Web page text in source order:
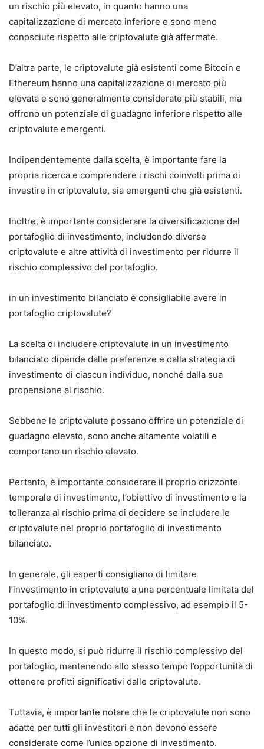
un rischio più elevato, in quanto hanno una
capitalizzazione di mercato inferiore e sono meno
conosciute rispetto alle criptovalute già affermate.
D’altra parte, le criptovalute già esistenti come Bitcoin e
Ethereum hanno una capitalizzazione di mercato più
elevata e sono generalmente considerate più stabili, ma
offrono un potenziale di guadagno inferiore rispetto alle
criptovalute emergenti.
Indipendentemente dalla scelta, è importante fare la
propria ricerca e comprendere i rischi coinvolti prima di
investire in criptovalute, sia emergenti che già esistenti.
Inoltre, è importante considerare la diversificazione del
portafoglio di investimento, includendo diverse
criptovalute e altre attività di investimento per ridurre il
rischio complessivo del portafoglio.
in un investimento bilanciato è consigliabile avere in
portafoglio criptovalute?
La scelta di includere criptovalute in un investimento
bilanciato dipende dalle preferenze e dalla strategia di
investimento di ciascun individuo, nonché dalla sua
propensione al rischio.
Sebbene le criptovalute possano offrire un potenziale di
guadagno elevato, sono anche altamente volatili e
comportano un rischio elevato.
Pertanto, è importante considerare il proprio orizzonte
temporale di investimento, l’obiettivo di investimento e la
tolleranza al rischio prima di decidere se includere le
criptovalute nel proprio portafoglio di investimento
bilanciato.
In generale, gli esperti consigliano di limitare
l’investimento in criptovalute a una percentuale limitata del
portafoglio di investimento complessivo, ad esempio il 5-
10%.
In questo modo, si può ridurre il rischio complessivo del
portafoglio, mantenendo allo stesso tempo l’opportunità di
ottenere profitti significativi dalle criptovalute.
Tuttavia, è importante notare che le criptovalute non sono
adatte per tutti gli investitori e non devono essere
considerate come l’unica opzione di investimento.